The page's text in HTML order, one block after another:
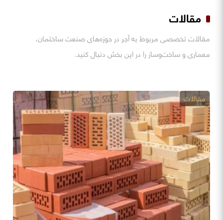
مقالات
مقالات تخصصی مربوط به آجر در حوزه‌های صنعت ساختمان،
معماری و ساخت‌وساز را در این بخش دنبال کنید.
مقالات